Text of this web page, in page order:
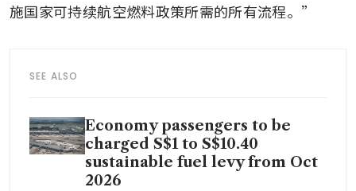
施国家可持续航空燃料政策所需的所有流程。”
SEE ALSO
Economy passengers to be
charged S$1 to S$10.40
sustainable fuel levy from Oct
2026